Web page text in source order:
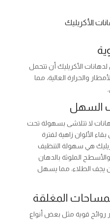
الأكريليك
الأكريليك أن تتحمل
والحرارة العالية، مما
السهل
لا تتلاشى بسهولة تحت
الألوان زاهية لفترة
هي سهولة التنظيف
الملوثة بالدهان
يجف الطلاء، مما يسهل
المغلقة
روائح قوية مثل بعض أنواع